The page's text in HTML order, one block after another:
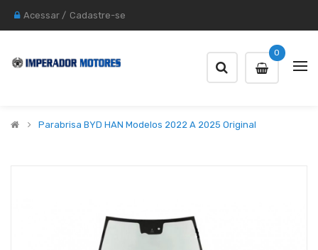
Acessar / Cadastre-se
0
Parabrisa BYD HAN Modelos 2022 A 2025 Original